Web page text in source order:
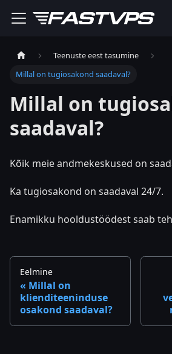
Teenuste eest tasumine
Millal on tugiosakond saadaval?
Millal on
saadaval?
Kõik meie andmekeskused on
Ka tugiosakond on saadaval 24/7.
Enamikku hooldustöödest saab
Eelmine
Millal on
klienditeeninduse
osakond saadaval?